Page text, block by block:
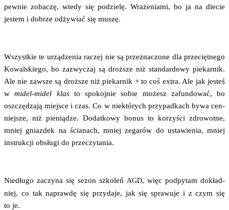
pew­nie zoba­czę, wte­dy się podzie­lę. Wra­że­nia­mi, bo ja na die­cie
jestem i dobrze odży­wiać się muszę.
Wszyst­kie te urzą­dze­nia raczej nie są prze­zna­czo­ne dla prze­cięt­ne­go
Kowal­skie­go, bo zazwy­czaj są droż­sze niż stan­dar­do­wy pie­kar­nik.
Ale nie zawsze są droż­sze niż pie­kar­nik + to coś extra. Ale jak jesteś
wmidel-midel klasto spo­koj­nie sobie możesz zafun­do­wać, bo
oszczę­dza­ją miej­sce i czas. Co w nie­któ­rych przy­pad­kach bywa cen­
niej­sze, niż pie­nią­dze. Dodat­ko­wy bonus to korzy­ści zdro­wot­ne,
mniej gniaz­dek na ścia­nach, mniej zega­rów do usta­wie­nia, mniej
instruk­cji obsłu­gi do przeczytania.
Nie­dłu­go zaczy­na się sezon szko­leń AGD, więc pod­py­tam dokład­
niej, co tak napraw­dę się przy­da­je, jak się spra­wu­je i z czym się
to je.